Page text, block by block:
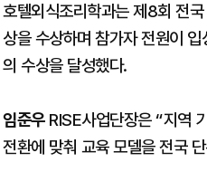
호텔외식조리학과는 제8회 전
상을 수상하며 참가자 전원이
의 수상을 달성했다.
임준우RISE사업단장은 “지역
전환에 맞춰 교육 모델을 전국